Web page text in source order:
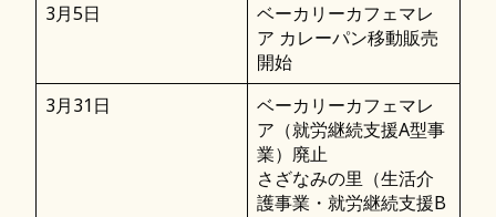
3月5日
ベーカリーカフェマレ
ア カレーパン移動販売
開始
3月31日
ベーカリーカフェマレ
ア（就労継続支援A型事
業）廃止
さざなみの里（生活介
護事業・就労継続支援B